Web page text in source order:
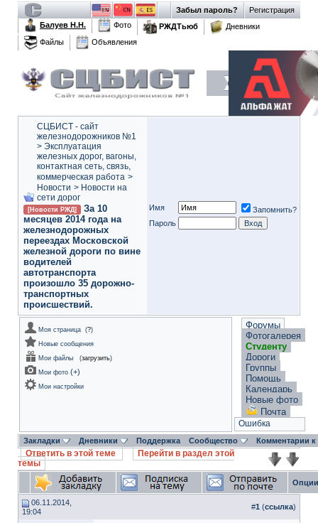
Регистрация
Забыл пароль?
Балуев Н.Н.
Фото РЖДТьюб
Дневники
Файлы
Объявления
СЦБИСТ - сайт
железнодорожников №1
> Эксплуатация
железных дорог, вагоны,
контактная сеть, связь,
коммерческая работа >
Новости > Новости на
сети дорог
[Новости РЖД]
За 10
месяцев 2014 года на
железнодорожных
переездах Московской
железной дороги по вине
водителей
автотранспорта
произошло 35 дорожно-
транспортных
происшествий.
Имя
Запомнить?
Пароль
Моя страница (?)
Новые сообщения
Мои файлы
(загрузить)
Мои фото (+)
Мои настройки
Форумы
Фотогалерея
Студенту
Дороги
Группы
Помощь
Календарь
Новые фото
Почта
Ошибка
Закладки Дневники Поддержка Сообщество Комментарии
Ответить в этой теме
Перейти в раздел этой
темы
06.11.2014,
19:04
#1 (ссылка)